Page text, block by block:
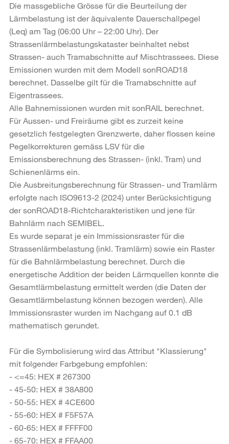
Die massgebliche Grösse für die Beurteilung der
Lärmbelastung ist der äquivalente Dauerschallpegel
(Leq) am Tag (06:00 Uhr – 22:00 Uhr). Der
Strassenlärmbelastungskataster beinhaltet nebst
Strassen- auch Tramabschnitte auf Mischtrassees. Diese
Emissionen wurden mit dem Modell sonROAD18
berechnet. Dasselbe gilt für die Tramabschnitte auf
Eigentrassees.
Alle Bahnemissionen wurden mit sonRAIL berechnet.
Für Aussen- und Freiräume gibt es zurzeit keine
gesetzlich festgelegten Grenzwerte, daher flossen keine
Pegelkorrekturen gemäss LSV für die
Emissionsberechnung des Strassen- (inkl. Tram) und
Schienenlärms ein.
Die Ausbreitungsberechnung für Strassen- und Tramlärm
erfolgte nach ISO9613-2 (2024) unter Berücksichtigung
der sonROAD18-Richtcharakteristiken und jene für
Bahnlärm nach SEMIBEL.
Es wurde separat je ein Immissionsraster für die
Strassenlärmbelastung (inkl. Tramlärm) sowie ein Raster
für die Bahnlärmbelastung berechnet. Durch die
energetische Addition der beiden Lärmquellen konnte die
Gesamtlärmbelastung ermittelt werden (die Daten der
Gesamtlärmbelastung können bezogen werden). Alle
Immissionsraster wurden im Nachgang auf 0.1 dB
mathematisch gerundet.
Für die Symbolisierung wird das Attribut "Klassierung"
mit folgender Farbgebung empfohlen:
- <=45: HEX # 267300
- 45-50: HEX # 38A800
- 50-55: HEX # 4CE600
- 55-60: HEX # F5F57A
- 60-65: HEX # FFFF00
- 65-70: HEX # FFAA00